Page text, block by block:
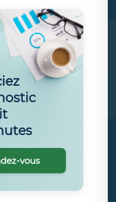
vous